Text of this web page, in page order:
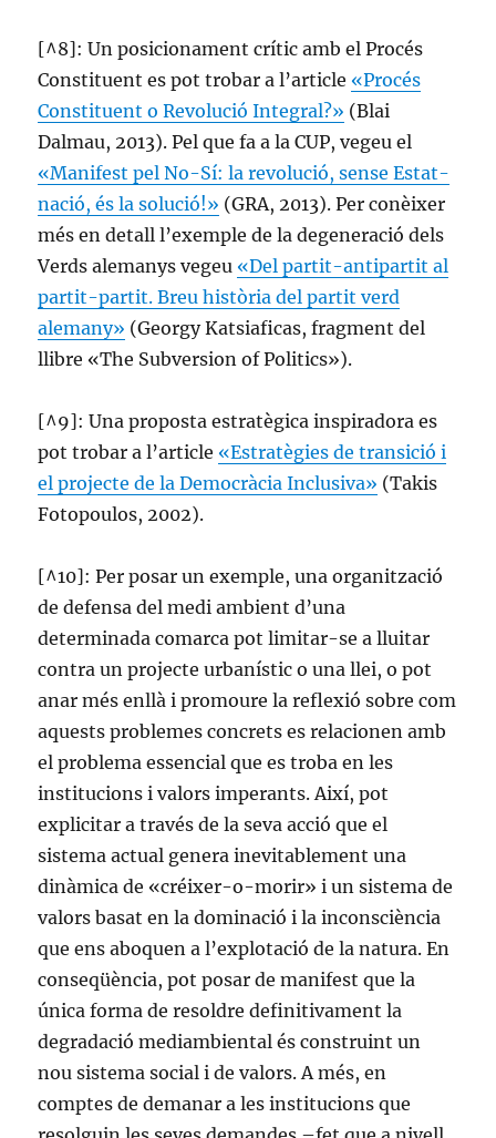
[^8]: Un posicionament crític amb el Procés
Constituent es pot trobar a l’article «Procés
Constituent o Revolució Integral?» (Blai
Dalmau, 2013). Pel que fa a la CUP, vegeu el
«Manifest pel No-Sí: la revolució, sense Estat-
nació, és la solució!» (GRA, 2013). Per conèixer
més en detall l’exemple de la degeneració dels
Verds alemanys vegeu «Del partit-antipartit al
partit-partit. Breu història del partit verd
alemany» (Georgy Katsiaficas, fragment del
llibre «The Subversion of Politics»).
[^9]: Una proposta estratègica inspiradora es
pot trobar a l’article «Estratègies de transició i
el projecte de la Democràcia Inclusiva» (Takis
Fotopoulos, 2002).
[^10]: Per posar un exemple, una organització
de defensa del medi ambient d’una
determinada comarca pot limitar-se a lluitar
contra un projecte urbanístic o una llei, o pot
anar més enllà i promoure la reflexió sobre com
aquests problemes concrets es relacionen amb
el problema essencial que es troba en les
institucions i valors imperants. Així, pot
explicitar a través de la seva acció que el
sistema actual genera inevitablement una
dinàmica de «créixer-o-morir» i un sistema de
valors basat en la dominació i la inconsciència
que ens aboquen a l’explotació de la natura. En
conseqüència, pot posar de manifest que la
única forma de resoldre definitivament la
degradació mediambiental és construint un
nou sistema social i de valors. A més, en
comptes de demanar a les institucions que